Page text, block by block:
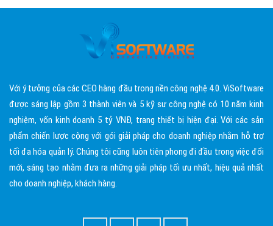
Với ý tưởng của các CEO hàng đầu trong nền công nghệ 4.0. ViSoftware
được sáng lập gồm 3 thành viên và 5 kỹ sư công nghệ có 10 năm kinh
nghiệm, vốn kinh doanh 5 tỷ VNĐ, trang thiết bị hiện đại. Với các sản
phẩm chiến lược cộng với gói giải pháp cho doanh nghiệp nhằm hỗ trợ
tối đa hóa quản lý. Chúng tôi cũng luôn tiên phong đi đầu trong việc đổi
mới, sáng tạo nhằm đưa ra những giải pháp tối ưu nhất, hiệu quả nhất
cho doanh nghiệp, khách hàng.